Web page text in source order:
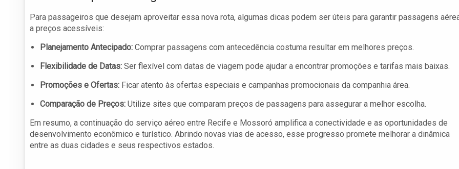
Para passageiros que desejam aproveitar essa nova rota, algumas dicas podem ser úteis para garantir passagens
a preços acessíveis:
Planejamento Antecipado: Comprar passagens com antecedência costuma resultar em melhores preços.
Flexibilidade de Datas: Ser flexível com datas de viagem pode ajudar a encontrar promoções e tarifas mais baixas.
Promoções e Ofertas: Ficar atento às ofertas especiais e campanhas promocionais da companhia área.
Comparação de Preços: Utilize sites que comparam preços de passagens para assegurar a melhor escolha.
Em resumo, a continuação do serviço aéreo entre Recife e Mossoró amplifica a conectividade e as oportunidades de
desenvolvimento econômico e turístico. Abrindo novas vias de acesso, esse progresso promete melhorar a dinâmica
entre as duas cidades e seus respectivos estados.